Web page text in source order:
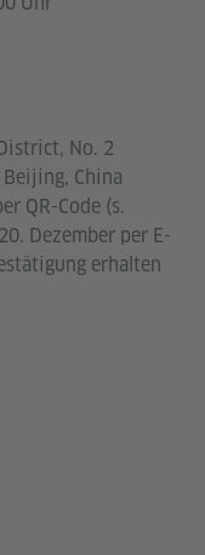
No. 2
China
QR-Code (s.
Dezember per E-
erhalten